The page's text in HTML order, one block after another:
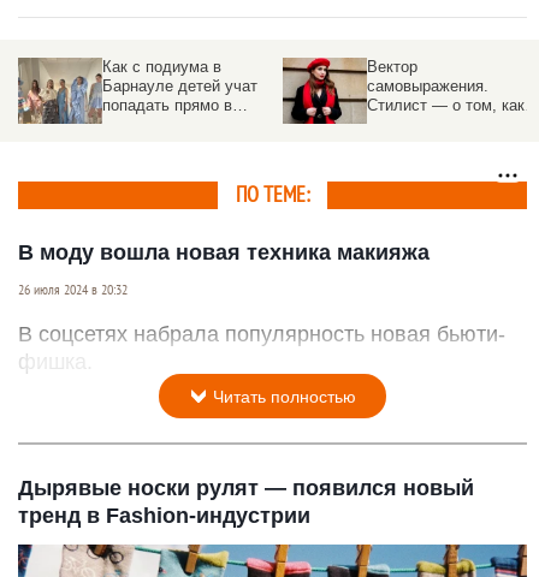
Как с подиума в
Барнауле детей учат
попадать прямо в
Вектор
самовыражения.
Стилист — о том, как
звезда
ПО ТЕМЕ:
В моду вошла новая техника макияжа
26 июля 2024 в 20:32
В соцсетях набрала популярность новая бьюти-
фишка.
Читать полностью
Дырявые носки рулят — появился новый
тренд в Fashion-индустрии